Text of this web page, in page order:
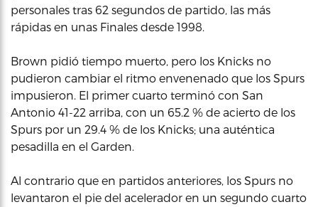
personales tras 62 segundos de partido, las más
rápidas en unas Finales desde 1998.
Brown pidió tiempo muerto, pero los Knicks no
pudieron cambiar el ritmo envenenado que los Spurs
impusieron. El primer cuarto terminó con San
Antonio 41-22 arriba, con un 65.2 % de acierto de los
Spurs por un 29.4 % de los Knicks; una auténtica
pesadilla en el Garden.
Al contrario que en partidos anteriores, los Spurs no
levantaron el pie del acelerador en un segundo cuarto